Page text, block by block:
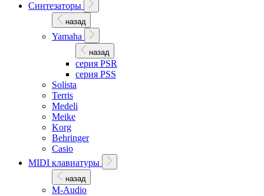
Синтезаторы
назад
Yamaha
назад
серия PSR
серия PSS
Solista
Terris
Medeli
Meike
Korg
Behringer
Casio
MIDI клавиатуры
назад
M-Audio